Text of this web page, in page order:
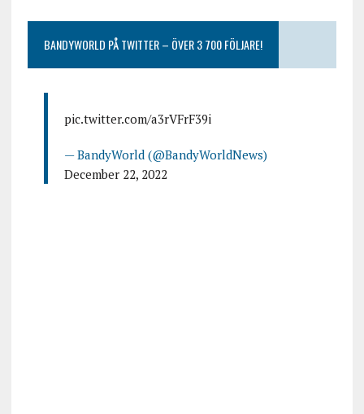
BANDYWORLD PÅ TWITTER – ÖVER 3 700 FÖLJARE!
pic.twitter.com/a3rVFrF39i
— BandyWorld (@BandyWorldNews)
December 22, 2022